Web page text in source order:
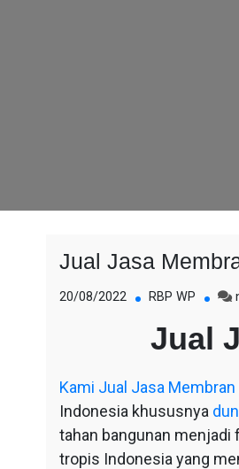
Jual Jasa
20/08/2022 RBP WP
Jual
Kami Jual Jasa
Indonesia khususnya
tahan bangunan menjadi
tropis Indonesia yang